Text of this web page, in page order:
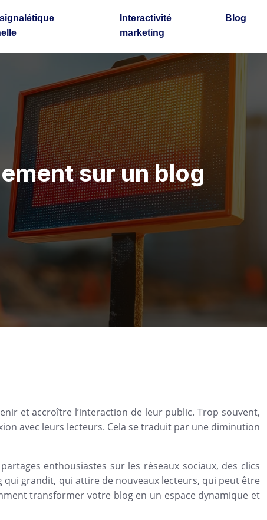
Interactivité
marketing
Blog
sur un blog
et accroître l’interaction de leur public. Trop souvent,
avec leurs lecteurs. Cela se traduit par une diminution
enthousiastes sur les réseaux sociaux, des clics
grandit, qui attire de nouveaux lecteurs, qui peut être
transformer votre blog en un espace dynamique et